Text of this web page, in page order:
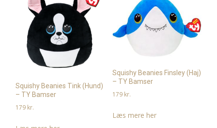
Squishy Beanies Tink (Hund)
– TY Bamser
179 kr.
Squishy Beanies Finsley (Haj)
– TY Bamser
179 kr.
Læs mere her